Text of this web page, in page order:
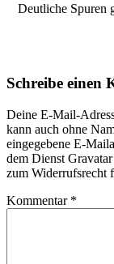
Deutliche Spuren
Schreibe einen
Deine E-Mail-
kann auch ohne
eingegebene E-
dem Dienst
zum Widerrufsrecht
Kommentar *